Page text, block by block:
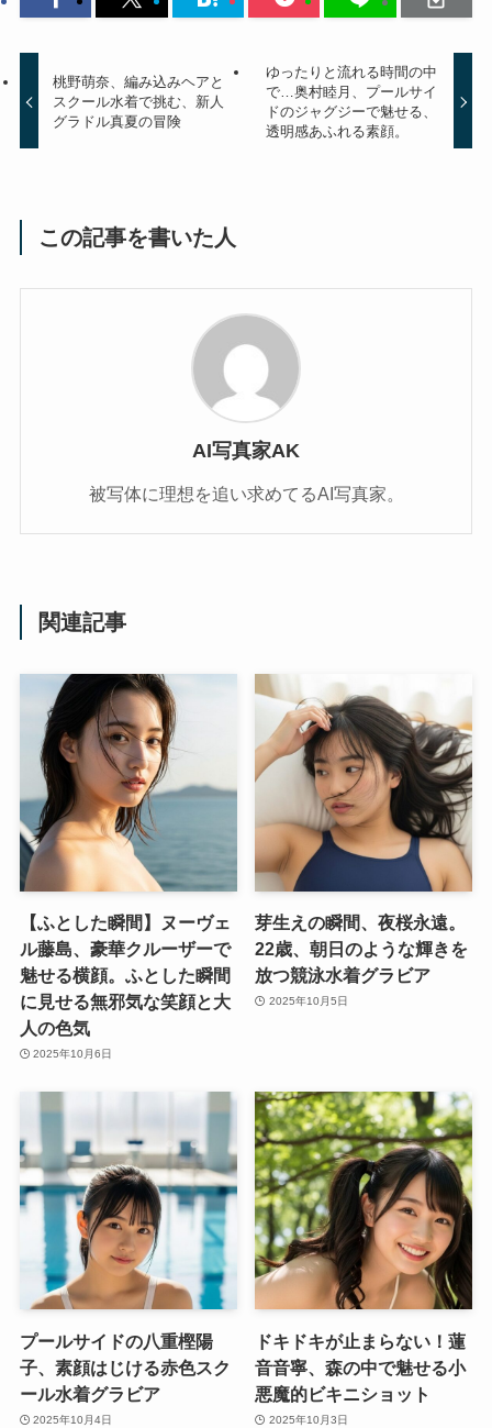
桃野萌奈、編み込みヘアと
スクール水着で挑む、新人
グラドル真夏の冒険
ゆったりと流れる時間の中
で…奥村睦月、プールサイ
ドのジャグジーで魅せる、
透明感あふれる素顔。
この記事を書いた人
AI写真家AK
被写体に理想を追い求めてるAI写真家。
関連記事
【ふとした瞬間】ヌーヴェ
ル藤島、豪華クルーザーで
魅せる横顔。ふとした瞬間
に見せる無邪気な笑顔と大
人の色気
2025年10月6日
芽生えの瞬間、夜桜永遠。
22歳、朝日のような輝きを
放つ競泳水着グラビア
2025年10月5日
プールサイドの八重樫陽
子、素顔はじける赤色スク
ール水着グラビア
2025年10月4日
ドキドキが止まらない！蓮
音音寧、森の中で魅せる小
悪魔的ビキニショット
2025年10月3日